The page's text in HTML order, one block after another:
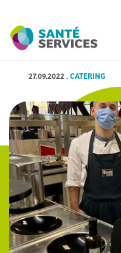
27.09.2022.CATERING